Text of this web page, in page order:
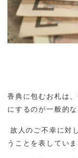
香典に包むお札は
にするのが一般的な
故人のご不幸に対
うことを表していま